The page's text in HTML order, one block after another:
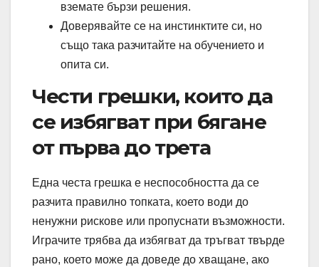
вземате бързи решения.
Доверявайте се на инстинктите си, но
също така разчитайте на обучението и
опита си.
Чести грешки, които да
се избягват при бягане
от първа до трета
Една честа грешка е неспособността да се
разчита правилно топката, което води до
ненужни рискове или пропуснати възможности.
Играчите трябва да избягват да тръгват твърде
рано, което може да доведе до хващане, ако